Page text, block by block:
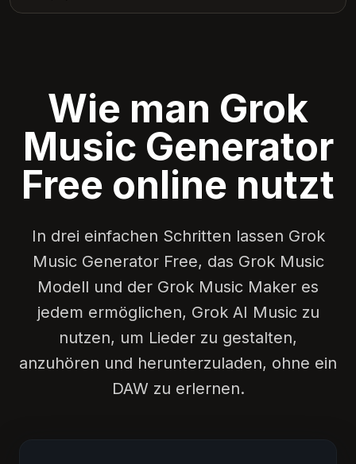
Wie man Grok
Music Generator
Free online nutzt
In drei einfachen Schritten lassen Grok
Music Generator Free, das Grok Music
Modell und der Grok Music Maker es
jedem ermöglichen, Grok AI Music zu
nutzen, um Lieder zu gestalten,
anzuhören und herunterzuladen, ohne ein
DAW zu erlernen.